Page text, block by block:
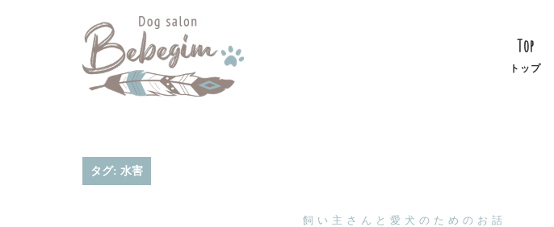
Top
トップ
タグ: 水害
飼い主さんと愛犬のためのお話